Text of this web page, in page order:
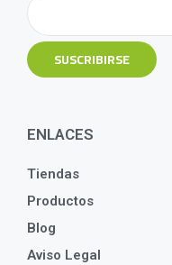
ENLACES
Tiendas
Productos
Blog
Aviso Legal